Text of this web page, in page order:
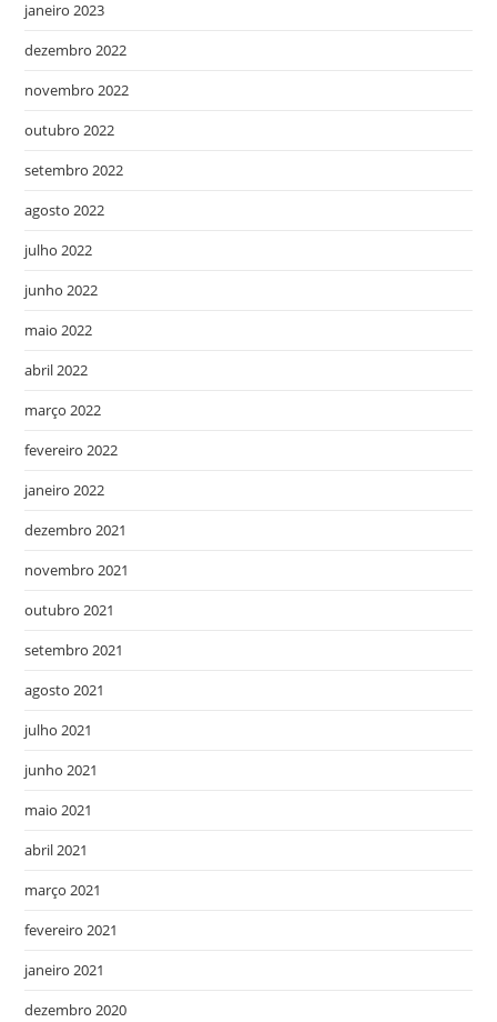
janeiro 2023
dezembro 2022
novembro 2022
outubro 2022
setembro 2022
agosto 2022
julho 2022
junho 2022
maio 2022
abril 2022
março 2022
fevereiro 2022
janeiro 2022
dezembro 2021
novembro 2021
outubro 2021
setembro 2021
agosto 2021
julho 2021
junho 2021
maio 2021
abril 2021
março 2021
fevereiro 2021
janeiro 2021
dezembro 2020